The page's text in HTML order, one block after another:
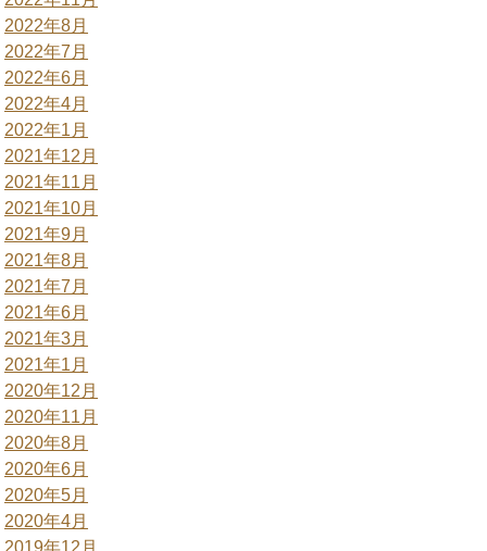
2022年8月
2022年7月
2022年6月
2022年4月
2022年1月
2021年12月
2021年11月
2021年10月
2021年9月
2021年8月
2021年7月
2021年6月
2021年3月
2021年1月
2020年12月
2020年11月
2020年8月
2020年6月
2020年5月
2020年4月
2019年12月